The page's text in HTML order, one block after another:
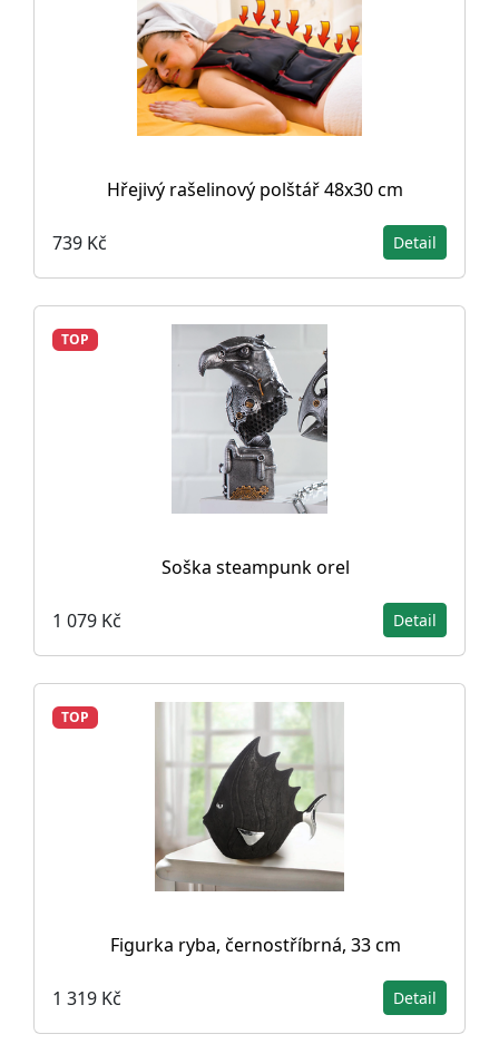
Hřejivý rašelinový polštář 48x30 cm
739 Kč Detail
TOP
Soška steampunk orel
1 079 Kč Detail
TOP
Figurka ryba, černostříbrná, 33 cm
1 319 Kč Detail